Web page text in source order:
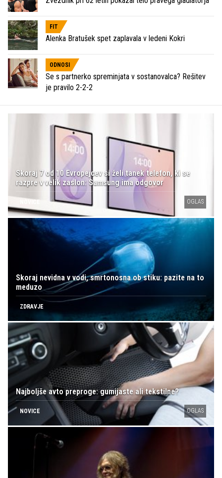
FIT
Alenka Bratušek spet zaplavala v ledeni Kokri
ODNOSI
Se s partnerko spreminjata v sostanovalca? Rešitev
je pravilo 2-2-2
Skoraj 7 od 10 Evropejcev si želi tanek telefon, ki se
razpre v velik zaslon: Samsung ima odgovor
NOVICE OGLAS
Skoraj nevidna v vodi, smrtonosna ob stiku: pazite na to
meduzo
ZDRAVJE
Najboljše avto preproge: gumijaste ali tekstilne?
NOVICE OGLAS